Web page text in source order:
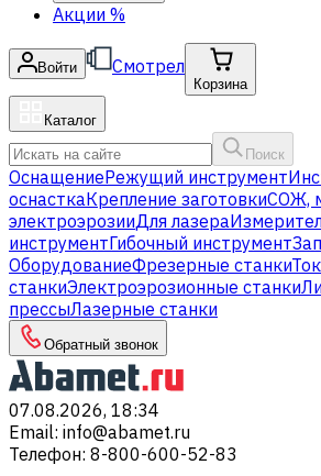
Акции %
Войти Смотрел
Корзина
Каталог
Поиск
ОснащениеРежущий инструмент
оснасткаКрепление заготовкиСОЖ,
электроэрозииДля лазера
инструментГибочный инструмент
ОборудованиеФрезерные станки
станкиЭлектроэрозионные станки
прессыЛазерные станки
Обратный звонок
07.08.2026, 18:34
Email: info@abamet.ru
Телефон: 8-800-600-52-83